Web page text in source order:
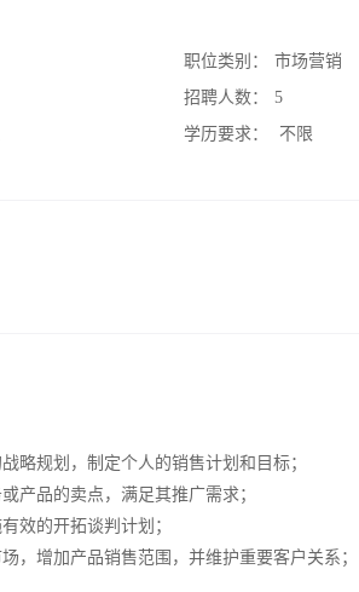
职位类别：
市场营销
招聘人数：
5
学历要求：
不限
略规划，制定个人的销售计划和目标；
产品的卖点，满足其推广需求；
效的开拓谈判计划；
，增加产品销售范围，并维护重要客户关系；